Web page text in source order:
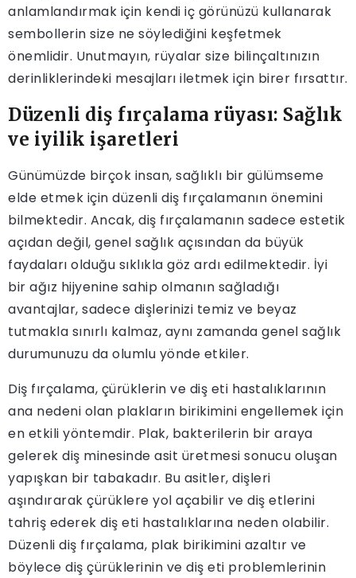
anlamlandırmak için kendi iç görünüzü kullanarak
sembollerin size ne söylediğini keşfetmek
önemlidir. Unutmayın, rüyalar size bilinçaltınızın
derinliklerindeki mesajları iletmek için birer fırsattır.
Düzenli diş fırçalama rüyası: Sağlık
ve iyilik işaretleri
Günümüzde birçok insan, sağlıklı bir gülümseme
elde etmek için düzenli diş fırçalamanın önemini
bilmektedir. Ancak, diş fırçalamanın sadece estetik
açıdan değil, genel sağlık açısından da büyük
faydaları olduğu sıklıkla göz ardı edilmektedir. İyi
bir ağız hijyenine sahip olmanın sağladığı
avantajlar, sadece dişlerinizi temiz ve beyaz
tutmakla sınırlı kalmaz, aynı zamanda genel sağlık
durumunuzu da olumlu yönde etkiler.
Diş fırçalama, çürüklerin ve diş eti hastalıklarının
ana nedeni olan plakların birikimini engellemek için
en etkili yöntemdir. Plak, bakterilerin bir araya
gelerek diş minesinde asit üretmesi sonucu oluşan
yapışkan bir tabakadır. Bu asitler, dişleri
aşındırarak çürüklere yol açabilir ve diş etlerini
tahriş ederek diş eti hastalıklarına neden olabilir.
Düzenli diş fırçalama, plak birikimini azaltır ve
böylece diş çürüklerinin ve diş eti problemlerinin